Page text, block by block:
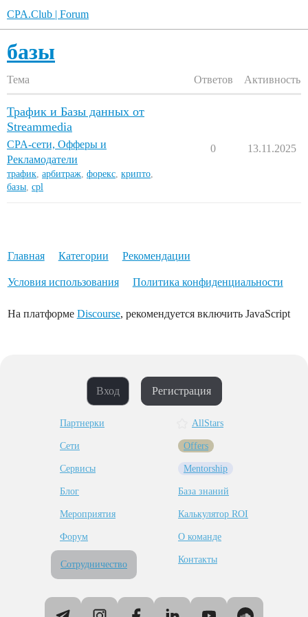
CPA.Club | Forum
базы
Тема Ответов Активность
Трафик и Базы данных от
Streammedia
CPA-cети, Офферы и
Рекламодатели
трафик, арбитраж, форекс, крипто,
базы, cpl
0 13.11.2025
Главная Категории Рекомендации
Условия использования Политика конфиденциальности
На платформе Discourse, рекомендуется включить JavaScript
Вход Регистрация
Партнерки
Сети
Сервисы
Блог
Мероприятия
Форум
Сотрудничество
AllStars
Offers
Mentorship
База знаний
Калькулятор ROI
О команде
Контакты